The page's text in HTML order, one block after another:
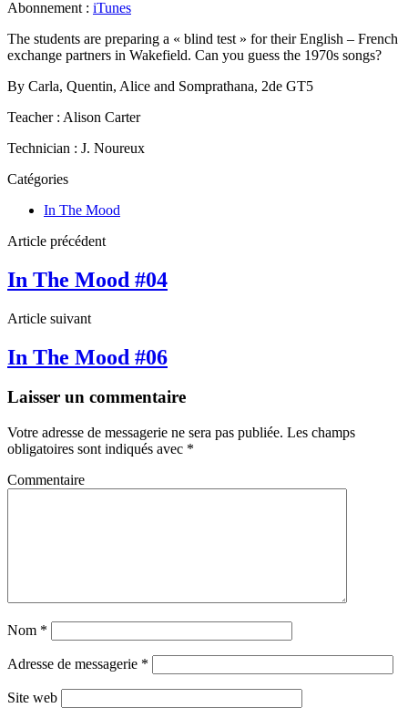
Abonnement : iTunes
The students are preparing a « blind test » for their English – French
exchange partners in Wakefield. Can you guess the 1970s songs?
By Carla, Quentin, Alice and Somprathana, 2de GT5
Teacher : Alison Carter
Technician : J. Noureux
Catégories
In The Mood
Article précédent
In The Mood #04
Article suivant
In The Mood #06
Laisser un commentaire
Votre adresse de messagerie ne sera pas publiée. Les champs
obligatoires sont indiqués avec *
Commentaire
Nom *
Adresse de messagerie *
Site web